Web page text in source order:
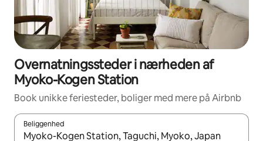
Overnatningssteder i nærheden af
Myoko-Kogen Station
Book unikke feriesteder, boliger med mere på Airbnb
Beliggenhed
Når resultaterne er tilgængelige, skal du navigere med